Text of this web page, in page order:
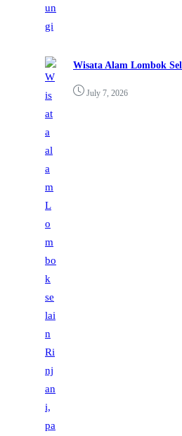
Wisata Alam Lombok
July 7, 2026